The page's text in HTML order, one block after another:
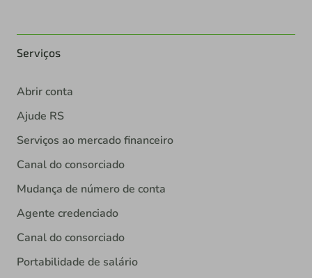
Serviços
Abrir conta
Ajude RS
Serviços ao mercado financeiro
Canal do consorciado
Mudança de número de conta
Agente credenciado
Canal do consorciado
Portabilidade de salário